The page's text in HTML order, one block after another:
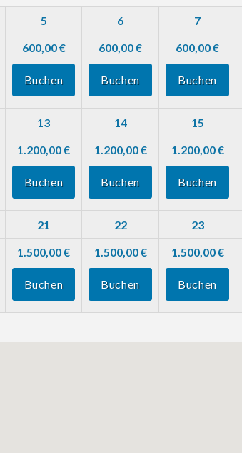
5 6 7
600,00 €
Buchen
600,00 €
Buchen
600,00 €
Buchen
13 14 15
1.200,00 €
Buchen
1.200,00 €
Buchen
1.200,00 €
Buchen
21 22 23
1.500,00 €
Buchen
1.500,00 €
Buchen
1.500,00 €
Buchen